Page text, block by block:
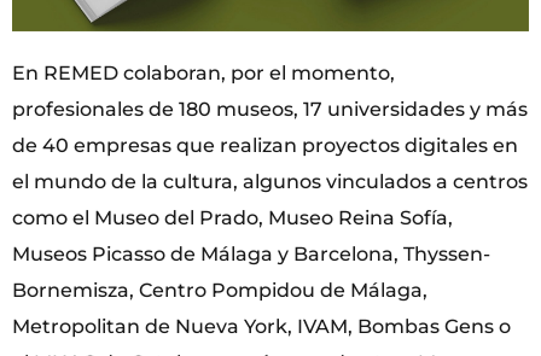
En REMED colaboran, por el momento,
profesionales de 180 museos, 17 universidades y más
de 40 empresas que realizan proyectos digitales en
el mundo de la cultura, algunos vinculados a centros
como el Museo del Prado, Museo Reina Sofía,
Museos Picasso de Málaga y Barcelona, Thyssen-
Bornemisza, Centro Pompidou de Málaga,
Metropolitan de Nueva York, IVAM, Bombas Gens o